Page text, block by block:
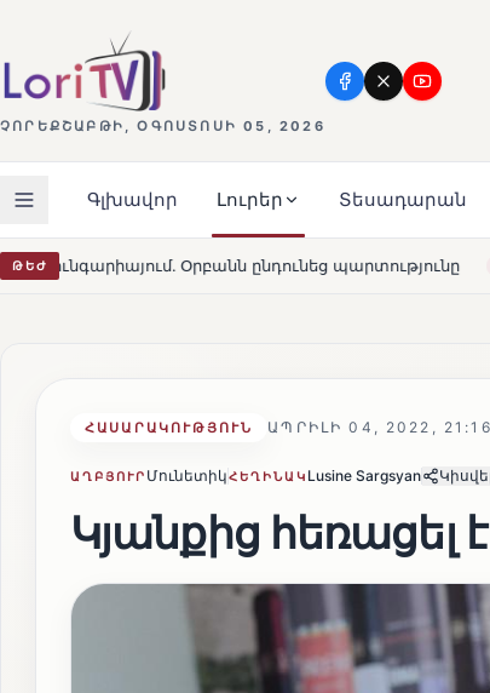
ՉՈՐԵՔՇԱԲԹԻ, ՕԳՈՍՏՈՍԻ 05, 2026
Գլխավոր Լուրեր Տեսադարան
ԹԵԺ ընդունեց պարտությունը HOT Մարթա Կոս.
ՀԱՍԱՐԱԿՈՒԹՅՈՒՆ ԱՊՐԻԼԻ 04, 2022, 21:16
ԱՂԲՅՈՒՐ ՄունետիկՀԵՂԻՆԱԿ Lusine Sargsyan
Կյանքից հեռացել